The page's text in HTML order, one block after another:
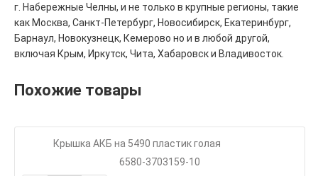
г. Набережные Челны, и не только в крупные регионы, такие
как Москва, Санкт-Петербург, Новосибирск, Екатеринбург,
Барнаул, Новокузнецк, Кемерово но и в любой другой,
включая Крым, Иркутск, Чита, Хабаровск и Владивосток.
Похожие товары
Крышка АКБ на 5490 пластик голая
6580-3703159-10